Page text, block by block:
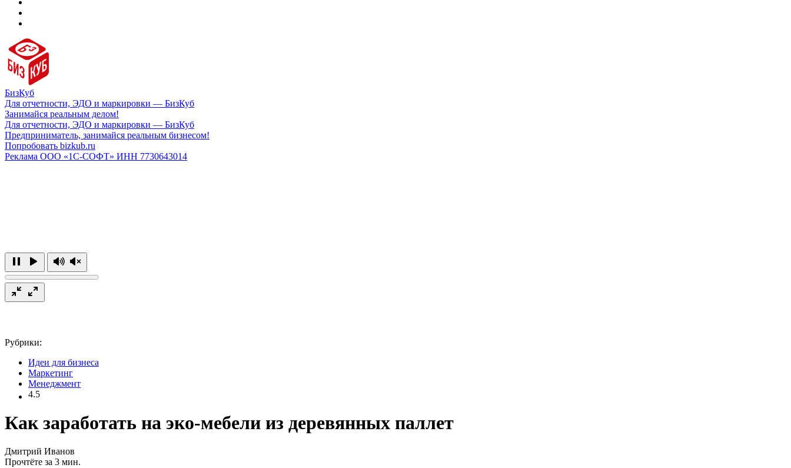
БизКуб
Для отчетности, ЭДО и маркировки — БизКуб
Занимайся реальным делом!
Для отчетности, ЭДО и маркировки — БизКуб
Предприниматель, занимайся реальным бизнесом!
Попробовать bizkub.ru
Реклама ООО «1С-СОФТ» ИНН 7730643014
Рубрики:
Идеи для бизнеса
Маркетинг
Менеджмент
4.5
Как заработать на эко-мебели из деревянных паллет
Дмитрий Иванов
Прочтёте за 3 мин.